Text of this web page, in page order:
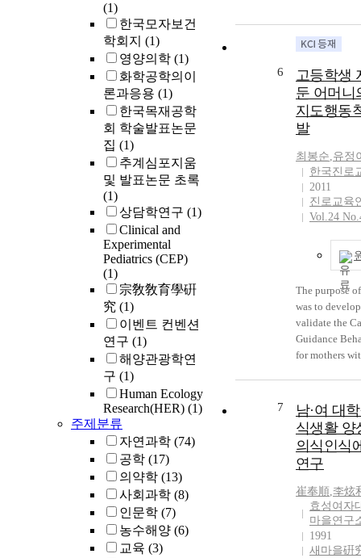
(1)
한국모자보건
학회지 (1)
영양의학 (1)
화학공학의이
론과응용 (1)
한국목재공학
회 학술발표논문
집 (1)
추계심포지움
및 발표논문 초록
(1)
상담학연구 (1)
Clinical and
Experimental
Pediatrics (CEP)
(1)
宗敎敎育學硏
究 (1)
이벤트 컨벤션
연구 (1)
해양관광학연
구 (1)
Human Ecology
Research(HER) (1)
주제분류
자연과학 (74)
공학 (17)
의약학 (13)
사회과학 (8)
인문학 (7)
농수해양 (6)
교육 (3)
6
고등학생
둔 어머니
지도행동
발
최봉순,유정
한국진로
2011
진로교육
Vol.24
The purpose
was to
validate the
Guidance
for mothers
The reason
with high
students were
was that the
mothers had
considered as
critical factors
children’s
The research
this study
7
남·여 대
식생활 양
의식인식
연구
崔奉順,李炫
효성여자
마을연구
1991
새마을硏